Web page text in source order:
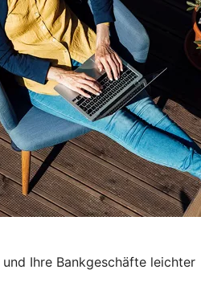
Ihre Bankgeschäfte leichter